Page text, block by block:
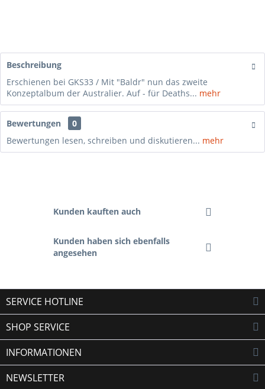
Beschreibung
Erschienen bei GKS33 / Mit "Baldr" nun das zweite
Konzeptalbum der Australier. Auf - für Deaths... mehr
Bewertungen
0
Bewertungen lesen, schreiben und diskutieren... mehr
Kunden kauften auch
Kunden haben sich ebenfalls
angesehen
SERVICE HOTLINE
SHOP SERVICE
INFORMATIONEN
NEWSLETTER